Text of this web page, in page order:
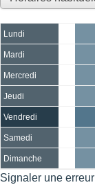
Lundi
Mardi
Mercredi
Jeudi
Vendredi
Samedi
Dimanche
Signaler une erreur